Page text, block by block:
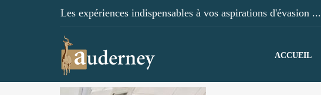
Les expériences indispensables à vos aspirations d'évasion ...
ACCUEIL